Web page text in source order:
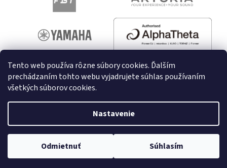
Tento web používa rôzne súbory cookies. Ďalším
prechádzaním tohto webu vyjadrujete súhlas používaním
všetkých súborov cookies.
Nastavenie
Odmietnuť Súhlasím
Vytvoril Shoptet
Copyright 2026melodyshop.sk. Všetky práva vyhradené.
Upraviť nastavenie cookies